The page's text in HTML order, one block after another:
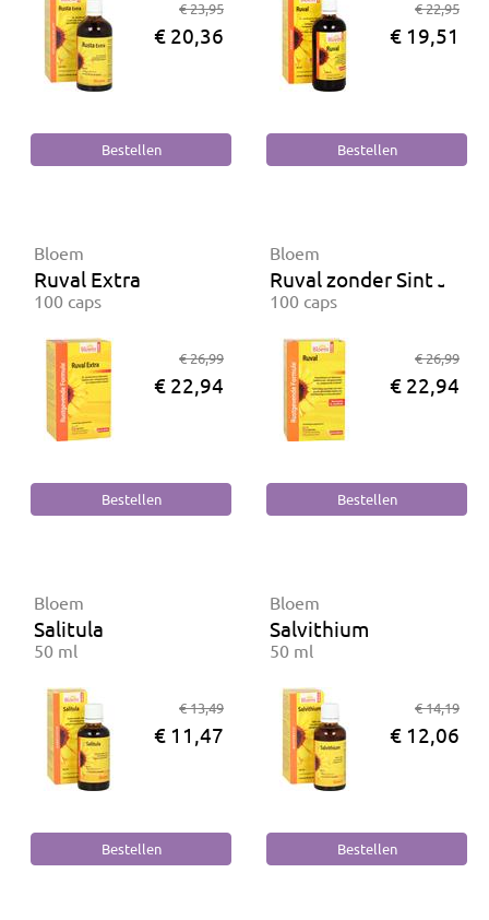
€ 23,95
€ 20,36
€ 22,95
€ 19,51
Bloem
Ruval Extra
100 caps
€ 26,99
€ 22,94
Bloem
Ruval zonder Sint
100 caps
€ 26,99
€ 22,94
Bloem
Salitula
50 ml
€ 13,49
€ 11,47
Bloem
Salvithium
50 ml
€ 14,19
€ 12,06